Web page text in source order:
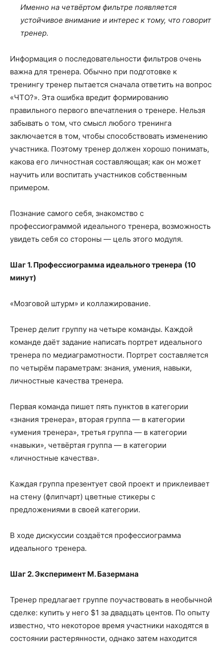
Именно на четвёртом фильтре появляется
устойчивое внимание и интерес к тому, что говорит
тренер.
Информация о последовательности фильтров очень
важна для тренера. Обычно при подготовке к
тренингу тренер пытается сначала ответить на вопрос
«ЧТО?». Эта ошибка вредит формированию
правильного первого впечатления о тренере. Нельзя
забывать о том, что смысл любого тренинга
заключается в том, чтобы способствовать изменению
участника. Поэтому тренер должен хорошо понимать,
какова его личностная составляющая; как он может
научить или воспитать участников собственным
примером.
Познание самого себя, знакомство с
профессиограммой идеального тренера, возможность
увидеть себя со стороны — цель этого модуля.
Шаг 1. Профессиограмма идеального тренера (10
минут)
«Мозговой штурм» и коллажирование.
Тренер делит группу на четыре команды. Каждой
команде даёт задание написать портрет идеального
тренера по медиаграмотности. Портрет составляется
по четырём параметрам: знания, умения, навыки,
личностные качества тренера.
Первая команда пишет пять пунктов в категории
«знания тренера», вторая группа — в категории
«умения тренера», третья группа — в категории
«навыки», четвёртая группа — в категории
«личностные качества».
Каждая группа презентует свой проект и приклеивает
на стену (флипчарт) цветные стикеры с
предложениями в своей категории.
В ходе дискуссии создаётся профессиограмма
идеального тренера.
Шаг 2. Эксперимент М. Базермана
Тренер предлагает группе поучаствовать в необычной
сделке: купить у него $1 за двадцать центов. По опыту
известно, что некоторое время участники находятся в
состоянии растерянности, однако затем находится